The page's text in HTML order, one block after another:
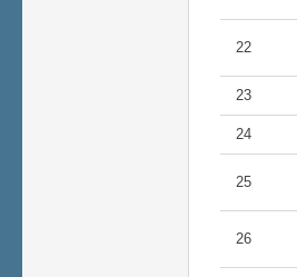
22
23
24
25
26